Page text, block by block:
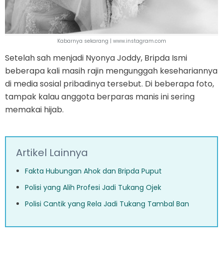
Kabarnya sekarang | www.instagram.com
Setelah sah menjadi Nyonya Joddy, Bripda Ismi
beberapa kali masih rajin mengunggah kesehariannya
di media sosial pribadinya tersebut. Di beberapa foto,
tampak kalau anggota berparas manis ini sering
memakai hijab.
Artikel Lainnya
Fakta Hubungan Ahok dan Bripda Puput
Polisi yang Alih Profesi Jadi Tukang Ojek
Polisi Cantik yang Rela Jadi Tukang Tambal Ban